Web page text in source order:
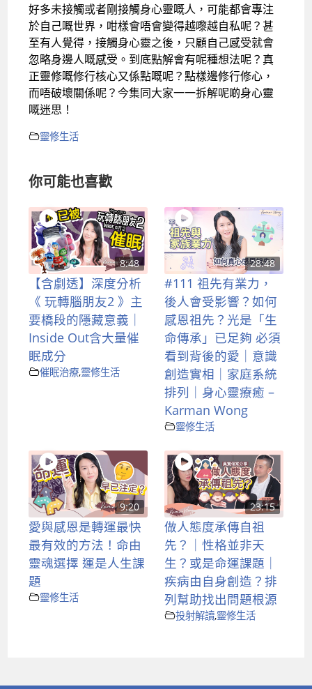
好多未接觸或者剛接觸身心靈嘅人，可能都會專注
於自己嘅世界，咁樣會唔會變得越嚟越自私呢？甚
至有人覺得，接觸身心靈之後，只顧自己感受就會
忽略身邊人嘅感受。到底點解會有呢種想法呢？真
正靈修嘅修行核心又係點嘅呢？點樣邊修行修心，
而唔破壞關係呢？今集同大家一一拆解呢啲身心靈
嘅迷思！
靈修生活
你可能也喜歡
8:48
【含劇透】深度分析
《 玩轉腦朋友2 》主
要橋段的隱藏意義｜
Inside Out含大量催
眠成分
催眠治療,靈修生活
28:48
#111 祖先有業力，
後人會受影響？如何
感恩祖先？光是「生
命傳承」已足夠 必須
看到背後的愛｜意識
創造實相｜家庭系統
排列｜身心靈療癒 –
Karman Wong
靈修生活
9:20
愛與感恩是轉運最快
最有效的方法！命由
靈魂選擇 運是人生課
題
靈修生活
23:15
做人態度承傳自祖
先？｜性格並非天
生？或是命運課題｜
疾病由自身創造？排
列幫助找出問題根源
投射解讀,靈修生活